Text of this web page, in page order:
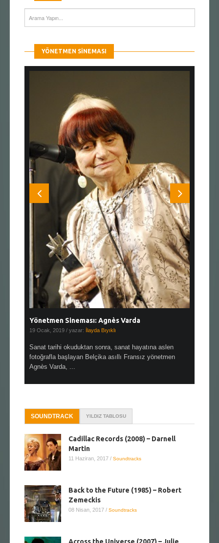
YÖNETMEN SINEMASI
Yönetmen Sineması: Agnès Varda
19 Ocak, 2019 / yazar: İlayda Bıyıklı
Sanat tarihi okuduktan sonra, sanat hayatına aslen
fotoğrafla başlayan Belçika asıllı Fransız yönetmen
Agnès Varda, ...
SOUNDTRACK YILDIZ TABLOSU
Cadillac Records (2008) – Darnell
Martin
11 Haziran, 2017 / Soundtracks
Back to the Future (1985) – Robert
Zemeckis
08 Nisan, 2017 / Soundtracks